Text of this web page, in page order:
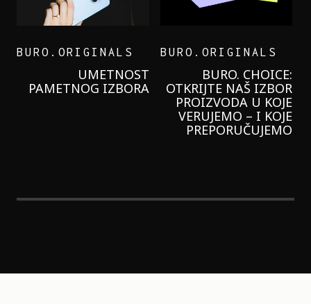
GARNIER KREMU I
NIKADA NIŠTA
LAGANIJE NISAM
KORISTILA